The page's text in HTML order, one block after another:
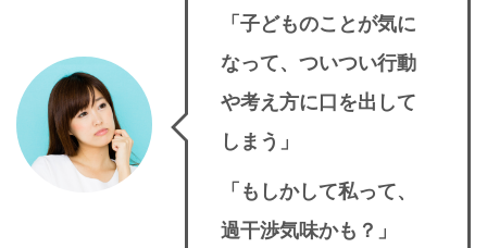
「子どものことが気に
なって、ついつい行動
や考え方に口を出して
しまう」
「もしかして私って、
過干渉気味かも？」